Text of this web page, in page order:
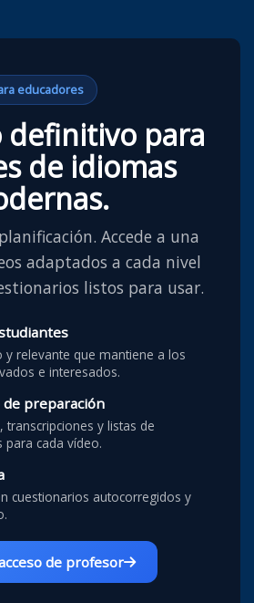
educadores
definitivo para
de idiomas
Accede a una
adaptados a cada nivel
listos para usar.
y relevante que mantiene a los
e interesados.
preparación
y listas de
para cada vídeo.
cuestionarios autocorregidos y
de profesor